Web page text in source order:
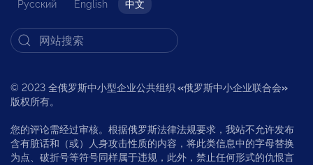
Русский English 中文
© 2023 全俄罗斯中小型企业公共组织 «俄罗斯中小企业联合会»
版权所有。
您的评论需经过审核。根据俄罗斯法律法规要求，我站不允许发布
含有脏话和（或）人身攻击性质的内容，将此类信息中的字母替换
为点、破折号等符号同样属于违规，此外，禁止任何形式的仇恨言